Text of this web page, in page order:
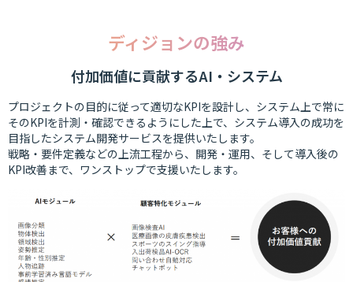
ディジョンの強み
付加価値に貢献するAI・システム
プロジェクトの⽬的に従って適切なKPIを設計し、システム上で常に
そのKPIを計測・確認できるようにした上で、システム導⼊の成功を
⽬指したシステム開発サービスを提供いたします。
戦略・要件定義などの上流⼯程から、開発・運⽤、そして導⼊後の
KPI改善まで、ワンストップで⽀援いたします。